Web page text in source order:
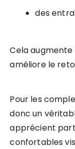
des
Cela
améliore le
Pour les
donc un
apprécient
confortables